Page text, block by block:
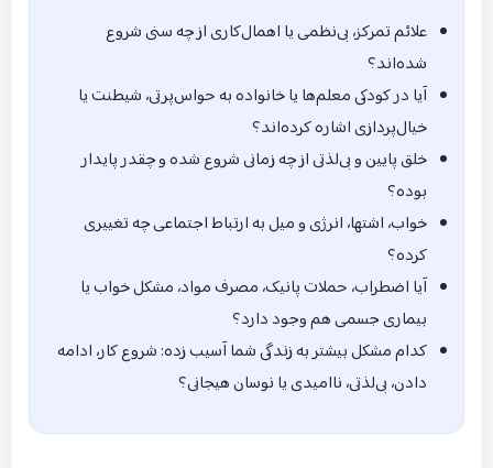
علائم تمرکز، بی‌نظمی یا اهمال‌کاری از چه سنی شروع
شده‌اند؟
آیا در کودکی معلم‌ها یا خانواده به حواس‌پرتی، شیطنت یا
خیال‌پردازی اشاره کرده‌اند؟
خلق پایین و بی‌لذتی از چه زمانی شروع شده و چقدر پایدار
بوده؟
خواب، اشتها، انرژی و میل به ارتباط اجتماعی چه تغییری
کرده؟
آیا اضطراب، حملات پانیک، مصرف مواد، مشکل خواب یا
بیماری جسمی هم وجود دارد؟
کدام مشکل بیشتر به زندگی شما آسیب زده: شروع کار، ادامه
دادن، بی‌لذتی، ناامیدی یا نوسان هیجانی؟